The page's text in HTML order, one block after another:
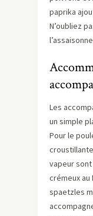
paprika
N’oubliez
Les
un simple
Pour le
vapeur
crémeux
spaetzles